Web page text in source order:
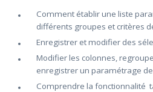
Comment établir une liste
différents groupes et critères
Enregistrer et modifier des
Modifier les colonnes,
enregistrer un paramétrage
Comprendre la fonctionnalité